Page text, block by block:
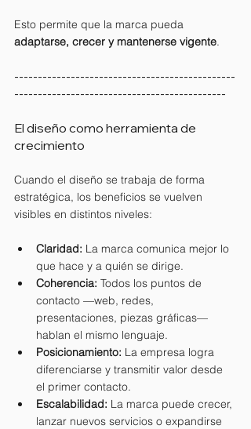
Esto permite que la marca pueda
adaptarse, crecer y mantenerse vigente.
-----------------------------------------------
---------------------------------------------
El diseño como herramienta de
crecimiento
Cuando el diseño se trabaja de forma
estratégica, los beneficios se vuelven
visibles en distintos niveles:
Claridad: La marca comunica mejor lo
que hace y a quién se dirige.
Coherencia: Todos los puntos de
contacto —web, redes,
presentaciones, piezas gráficas—
hablan el mismo lenguaje.
Posicionamiento: La empresa logra
diferenciarse y transmitir valor desde
el primer contacto.
Escalabilidad: La marca puede crecer,
lanzar nuevos servicios o expandirse